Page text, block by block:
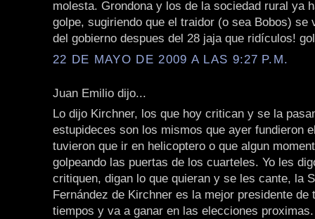
molesta. Grondona y los de la sociedad rural ya
golpe, sugiriendo que el traidor (o sea Bobos) se
del gobierno despues del 28 jaja que ridículos!
22 DE MAYO DE 2009 A LAS 9:27 P.M.
Juan Emilio dijo...
Lo dijo Kirchner, los que hoy critican y se la
estupideces son los mismos que ayer fundieron
tuvieron que ir en helicoptero o que algun
golpeando las puertas de los cuarteles. Yo les
critiquen, digan lo que quieran y se les cante, la
Fernández de Kirchner es la mejor presidente de
tiempos y va a ganar en las elecciones proximas.